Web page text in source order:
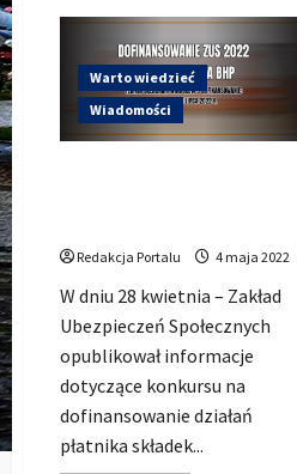
DOFINANSOWANIE
Z
ZUS
2023
–
do
300
tys.
Warto wiedzieć
Wiadomości
Redakcja Portalu 4 maja 2022
W dniu 28 kwietnia – Zakład
Ubezpieczeń Społecznych
opublikował informacje
dotyczące konkursu na
dofinansowanie działań
płatnika składek...